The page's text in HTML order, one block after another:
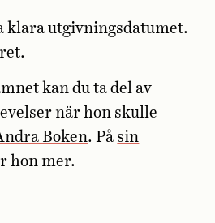
klara utgivningsdatumet.
kan du ta del av
när hon skulle
Boken. På sin
hon mer.